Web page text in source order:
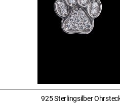
925 Sterlingsilber